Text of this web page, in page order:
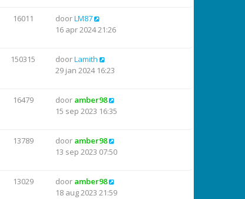
16011 doorLM87
16 apr 2024 21:26
150315 doorLamith
29 jan 2024 16:23
16479 door amber98
15 sep 2023 16:35
13789 door amber98
13 sep 2023 07:50
13029 door amber98
18 aug 2023 21:59